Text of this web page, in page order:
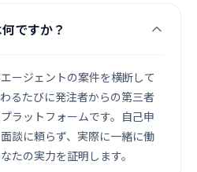
ですか？
ージェントの案件を横断して
るたびに発注者からの第三者
ラットフォームです。自己申
談に頼らず、実際に一緒に働
たの実力を証明します。